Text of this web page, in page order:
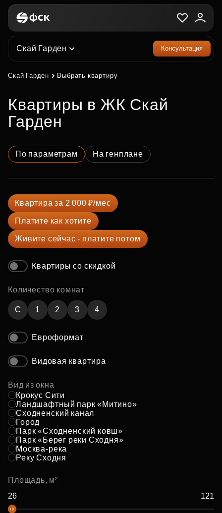
Скай Гарден Консультация
Скай Гарден Выбрать квартиру
квартиры в ЖК Скай
Гарден
По параметрам На генплане
Квартира за 2 000 ₽/мес
Платите как хотите
Живите сейчас - платите потом
Квартиры со скидкой
Количество комнат
C 1 2 3 4
Евроформат
Видовая квартира
Вид из окна
Крокус Сити
Ландшафтный парк «Митино»
Сходненский канал
Город
Парк «Сходненский ковш»
Парк «Берег реки Сходня»
Москва-река
Реку Сходня
Площадь, м²